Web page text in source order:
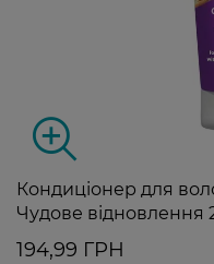
Кондиціонер для
Чудове відновлення
194,99 ГРН